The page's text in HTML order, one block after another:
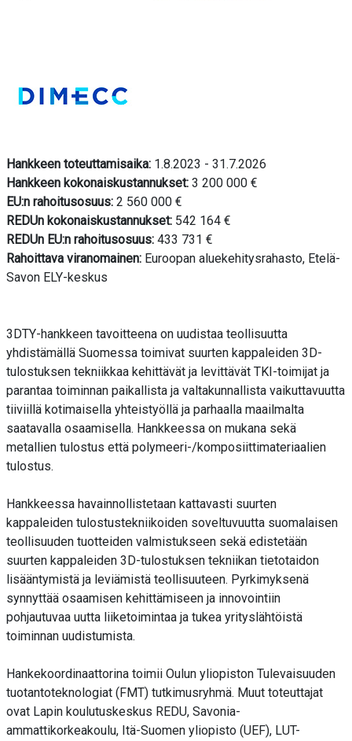
Hankkeen toteuttamisaika: 1.8.2023 - 31.7.2026
Hankkeen kokonaiskustannukset: 3 200 000 €
EU:n rahoitusosuus: 2 560 000 €
REDUn kokonaiskustannukset: 542 164 €
REDUn EU:n rahoitusosuus: 433 731 €
Rahoittava viranomainen: Euroopan aluekehitysrahasto, Etelä-
Savon ELY-keskus
3DTY-hankkeen tavoitteena on uudistaa teollisuutta
yhdistämällä Suomessa toimivat suurten kappaleiden 3D-
tulostuksen tekniikkaa kehittävät ja levittävät TKI-toimijat ja
parantaa toiminnan paikallista ja valtakunnallista vaikuttavuutta
tiiviillä kotimaisella yhteistyöllä ja parhaalla maailmalta
saatavalla osaamisella. Hankkeessa on mukana sekä
metallien tulostus että polymeeri-/komposiittimateriaalien
tulostus.
Hankkeessa havainnollistetaan kattavasti suurten
kappaleiden tulostustekniikoiden soveltuvuutta suomalaisen
teollisuuden tuotteiden valmistukseen sekä edistetään
suurten kappaleiden 3D-tulostuksen tekniikan tietotaidon
lisääntymistä ja leviämistä teollisuuteen. Pyrkimyksenä
synnyttää osaamisen kehittämiseen ja innovointiin
pohjautuvaa uutta liiketoimintaa ja tukea yrityslähtöistä
toiminnan uudistumista.
Hankekoordinaattorina toimii Oulun yliopiston Tulevaisuuden
tuotantoteknologiat (FMT) tutkimusryhmä. Muut toteuttajat
ovat Lapin koulutuskeskus REDU, Savonia-
ammattikorkeakoulu, Itä-Suomen yliopisto (UEF), LUT-